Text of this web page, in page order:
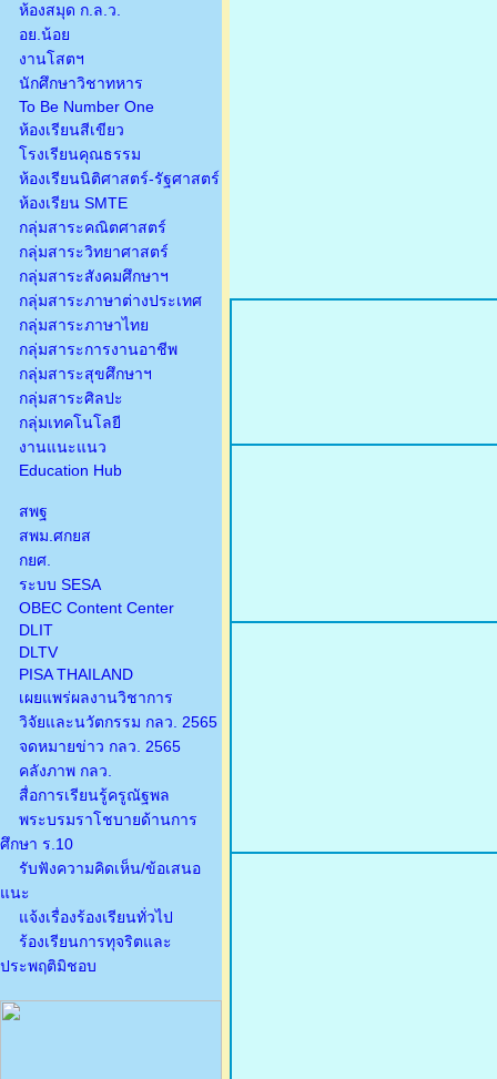
ห้องสมุด ก.ล.ว.
อย.น้อย
งานโสตฯ
นักศึกษาวิชาทหาร
To Be Number One
ห้องเรียนสีเขียว
โรงเรียนคุณธรรม
ห้องเรียนนิติศาสตร์-รัฐศาสตร์
ห้องเรียน SMTE
กลุ่มสาระคณิตศาสตร์
กลุ่มสาระวิทยาศาสตร์
กลุ่มสาระสังคมศึกษาฯ
กลุ่มสาระภาษาต่างประเทศ
กลุ่มสาระภาษาไทย
กลุ่มสาระการงานอาชีพ
กลุ่มสาระสุขศึกษาฯ
กลุ่มสาระศิลปะ
กลุ่มเทคโนโลยี
งานแนะแนว
Education Hub
สพฐ
สพม.ศกยส
กยศ.
ระบบ SESA
OBEC Content Center
DLIT
DLTV
PISA THAILAND
เผยแพร่ผลงานวิชาการ
วิจัยและนวัตกรรม กลว. 2565
จดหมายข่าว กลว. 2565
คลังภาพ กลว.
สื่อการเรียนรู้ครูณัฐพล
พระบรมราโชบายด้านการ
ศึกษา ร.10
รับฟังความคิดเห็น/ข้อเสนอ
แนะ
แจ้งเรื่องร้องเรียนทั่วไป
ร้องเรียนการทุจริตและ
ประพฤติมิชอบ